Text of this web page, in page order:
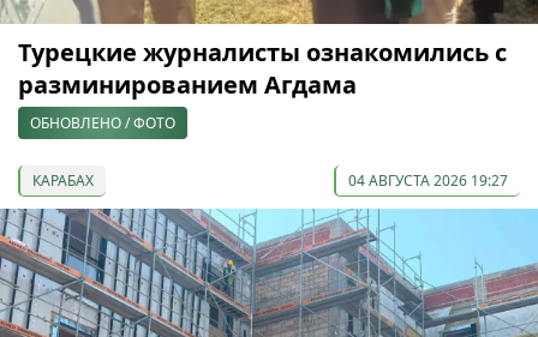
Турецкие журналисты ознакомились с
разминированием Агдама
ОБНОВЛЕНО / ФОТО
КАРАБАХ 04 АВГУСТА 2026 19:27